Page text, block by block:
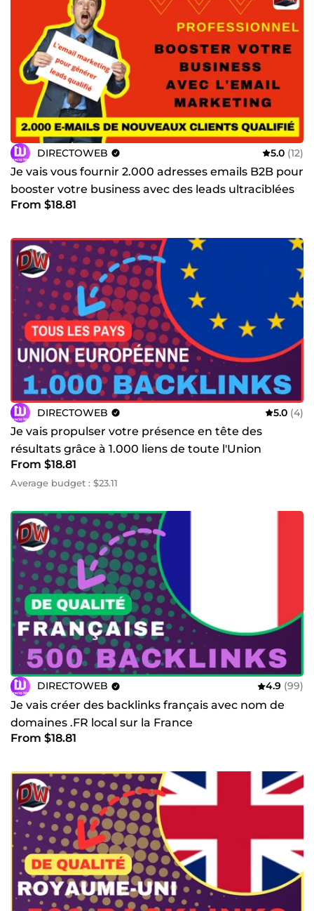
DIRECTOWEB 5.0 (12)
Je vais vous fournir 2.000 adresses emails B2B pour
booster votre business avec des leads ultraciblées
From $18.81
DIRECTOWEB 5.0 (4)
Je vais propulser votre présence en tête des
résultats grâce à 1.000 liens de toute l'Union
Européenne
From $18.81
Average budget : $23.11
DIRECTOWEB 4.9 (99)
Je vais créer des backlinks français avec nom de
domaines .FR local sur la France
From $18.81